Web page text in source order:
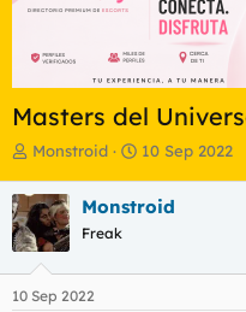
Masters del
I
i
c
i
a
d
o
Monstroid
F
h
e
10 Sep 2022
Monstroid
Freak
10 Sep 2022